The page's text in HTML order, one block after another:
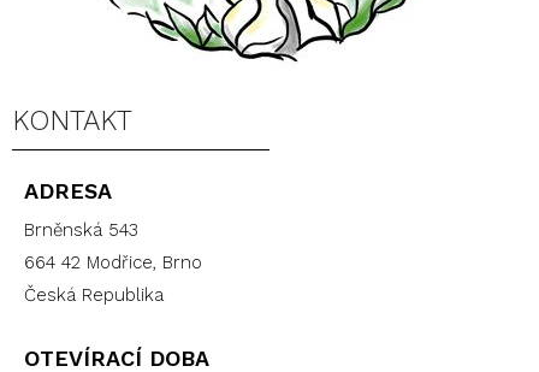
KONTAKT
ADRESA
Brněnská 543
664 42 Modřice, Brno
Česká Republika
OTEVÍRACÍ DOBA